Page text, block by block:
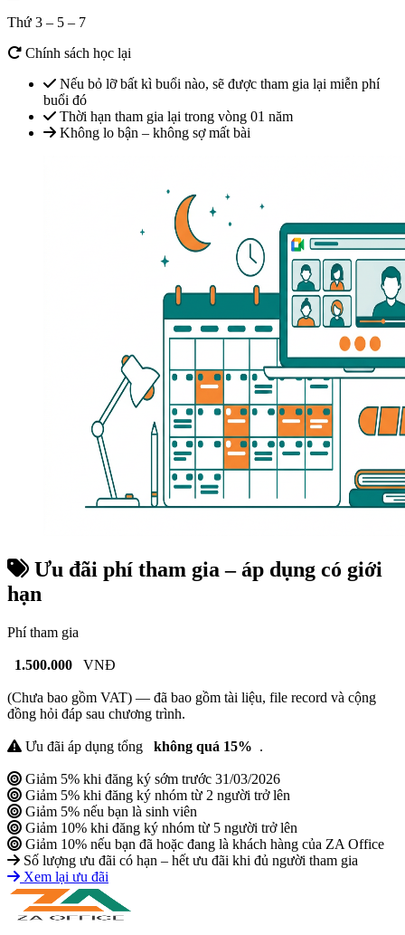
Thứ 3 – 5 – 7
Chính sách học lại
Nếu bỏ lỡ bất kì buổi nào, sẽ được tham gia lại miễn phí
buổi đó
Thời hạn tham gia lại trong vòng 01 năm
Không lo bận – không sợ mất bài
Ưu đãi phí tham gia – áp dụng có giới
hạn
Phí tham gia
1.500.000 VNĐ
(Chưa bao gồm VAT) — đã bao gồm tài liệu, file record và cộng
đồng hỏi đáp sau chương trình.
Ưu đãi áp dụng tổng không quá 15% .
Giảm 5% khi đăng ký sớm trước 31/03/2026
Giảm 5% khi đăng ký nhóm từ 2 người trở lên
Giảm 5% nếu bạn là sinh viên
Giảm 10% khi đăng ký nhóm từ 5 người trở lên
Giảm 10% nếu bạn đã hoặc đang là khách hàng của ZA Office
Số lượng ưu đãi có hạn – hết ưu đãi khi đủ người tham gia
Xem lại ưu đãi